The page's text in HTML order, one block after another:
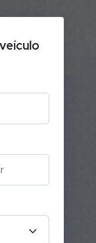
keyboard_arrow_down